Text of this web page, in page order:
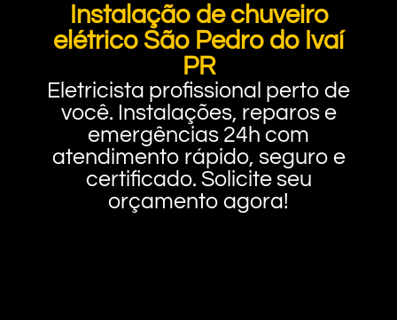
Instalação de chuveiro
elétrico São Pedro do Ivaí
PR
Eletricista profissional perto de
você. Instalações, reparos e
emergências 24h com
atendimento rápido, seguro e
certificado. Solicite seu
orçamento agora!